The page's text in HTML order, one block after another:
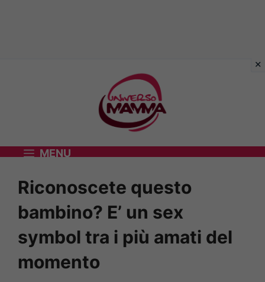
MENU
Riconoscete questo
bambino? E’ un sex
symbol tra i più amati del
momento